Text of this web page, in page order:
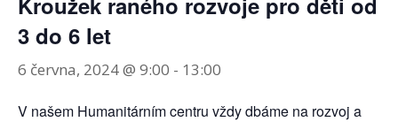
3 do 6 let
6 června, 2024 @ 9:00 - 13:00
V našem Humanitárním centru vždy dbáme na rozvoj a